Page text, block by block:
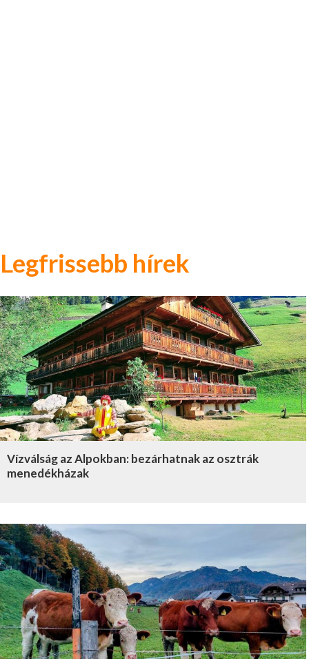
Legfrissebb hírek
Vízválság az Alpokban: bezárhatnak az osztrák
menedékházak